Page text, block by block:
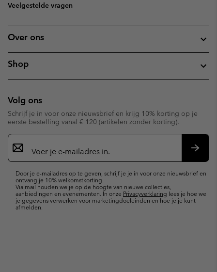
Veelgestelde vragen
Over ons
Shop
Volg ons
Schrijf je in voor onze nieuwsbrief en krijg 10% korting op je
eerste bestelling vanaf € 120 (artikelen zonder korting).
Aanmelden
voor
e-
Door je e-mailadres op te geven, schrijf je je in voor onze nieuwsbrief en
ontvang je 10% welkomstkorting.
Via mail houden we je op de hoogte van nieuwe collecties,
aanbiedingen en evenementen. In onze Privacyverklaring lees je hoe we
je gegevens verwerken voor marketingdoeleinden en hoe je je kunt
afmelden.